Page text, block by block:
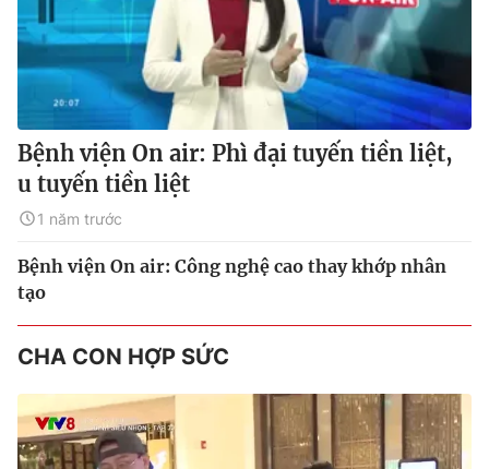
Bệnh viện On air: Phì đại tuyến tiền liệt,
u tuyến tiền liệt
1 năm trước
Bệnh viện On air: Công nghệ cao thay khớp nhân
tạo
CHA CON HỢP SỨC